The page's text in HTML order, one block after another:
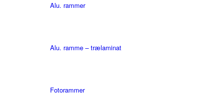
Alu. rammer
Alu. ramme – trælaminat
Fotorammer